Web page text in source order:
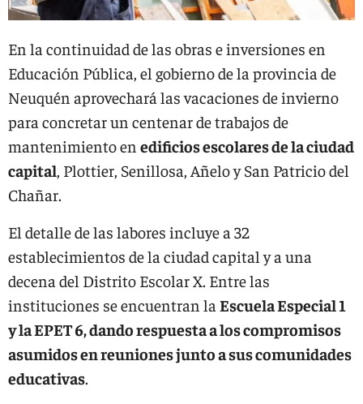
En la continuidad de las obras e inversiones en
Educación Pública, el gobierno de la provincia de
Neuquén aprovechará las vacaciones de invierno
para concretar un centenar de trabajos de
mantenimiento en edificios escolares de la ciudad
capital, Plottier, Senillosa, Añelo y San Patricio del
Chañar.
El detalle de las labores incluye a 32
establecimientos de la ciudad capital y a una
decena del Distrito Escolar X. Entre las
instituciones se encuentran la Escuela Especial 1
y la EPET 6, dando respuesta a los compromisos
asumidos en reuniones junto a sus comunidades
educativas.